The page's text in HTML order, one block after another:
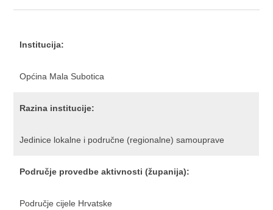
Institucija:
Općina Mala Subotica
Razina institucije:
Jedinice lokalne i područne (regionalne) samouprave
Područje provedbe aktivnosti (županija):
Područje cijele Hrvatske